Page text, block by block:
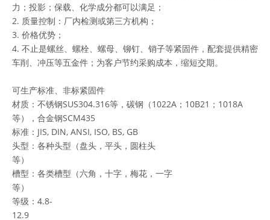
力；投影；保载、化学成分都可以满足；
2. 质量控制：厂内检测或第三方机构；
3. 价格优势；
4. 不止是螺丝、螺栓、螺母、铆钉、销子等紧固件，配套提供精密
车削、冲压等五金件；为客户节约采购成本，缩短交期。
可生产标准、非标紧固件
材质：不锈钢SUS304.316等，碳钢（1022A；10B21；1018A
等），合金钢SCM435
标准：JIS, DIN, ANSI, ISO, BS, GB
头型：各种头型（盘头，平头，圆柱头
等）
槽型：各类槽型（六角，十字，梅花，一字
等）
等级：4.8-
12.9